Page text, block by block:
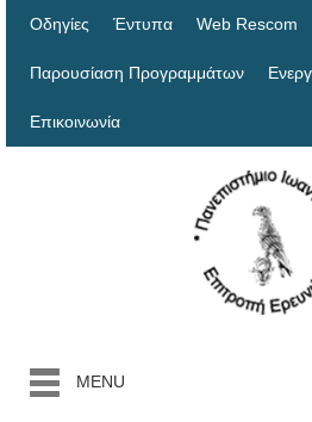
Οδηγίες Έντυπα Web Rescom
Παρουσίαση Προγραμμάτων
Επικοινωνία
MENU